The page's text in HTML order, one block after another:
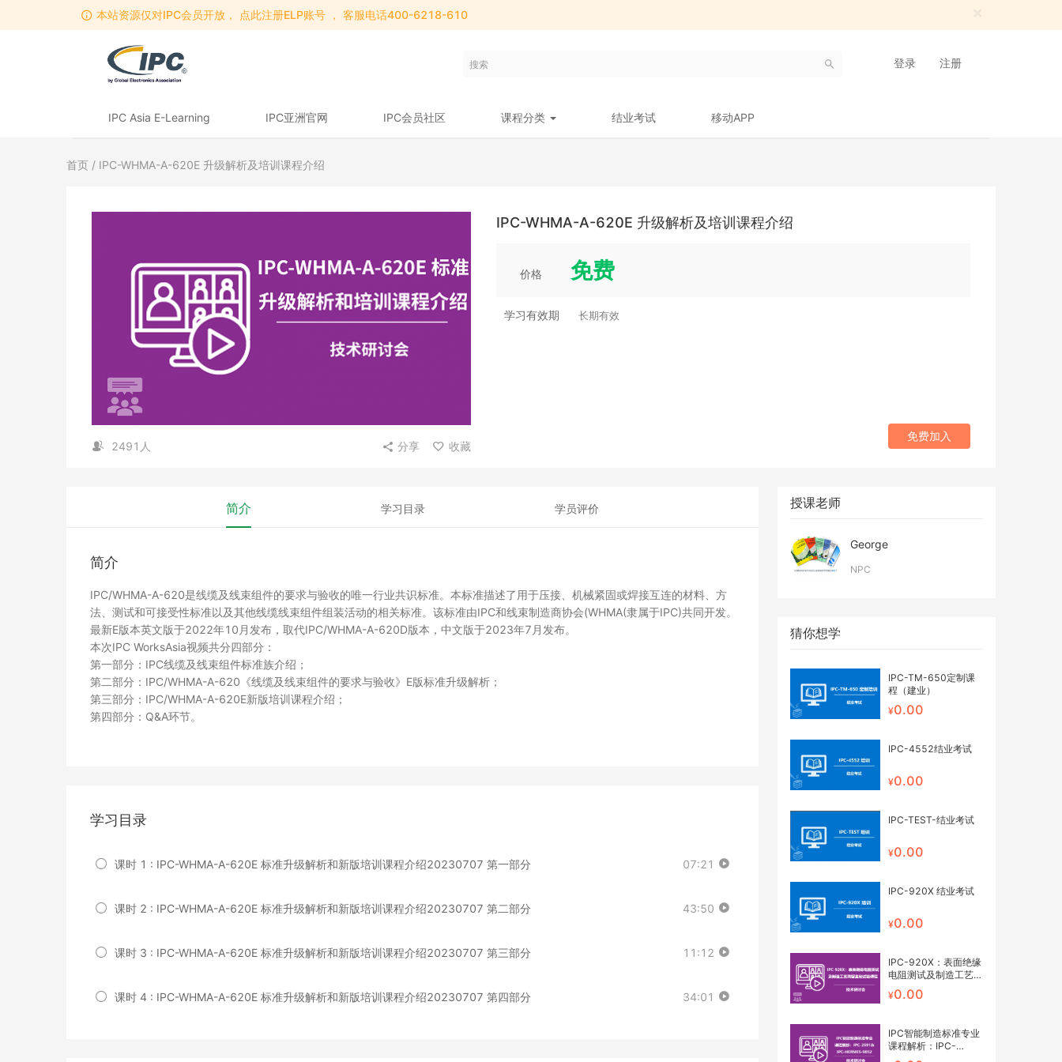
本站资源仅对IPC会员开放， 点此注册ELP账号 ， 客服电话400-6218-610
登录 注册
IPC Asia E-Learning IPC亚洲官网 IPC会员社区 课程分类 结业考试 移动APP
首页 / IPC-WHMA-A-620E 升级解析及培训课程介绍
2491人 分享 收藏
IPC-WHMA-A-620E 升级解析及培训课程介绍
价格 免费
学习有效期 长期有效
免费加入
简介 学习目录 学员评价
简介
IPC/WHMA-A-620是线缆及线束组件的要求与验收的唯一行业共识标准。本标准描述了用于压接、机械紧固或焊接互连的材料、方
法、测试和可接受性标准以及其他线缆线束组件组装活动的相关标准。该标准由IPC和线束制造商协会(WHMA(隶属于IPC)共同开发。
最新E版本英文版于2022年10月发布，取代IPC/WHMA-A-620D版本，中文版于2023年7月发布。
本次IPC WorksAsia视频共分四部分：
第一部分：IPC线缆及线束组件标准族介绍；
第二部分：IPC/WHMA-A-620《线缆及线束组件的要求与验收》E版标准升级解析；
第三部分：IPC/WHMA-A-620E新版培训课程介绍；
第四部分：Q&A环节。
学习目录
课时 1 : IPC-WHMA-A-620E 标准升级解析和新版培训课程介绍20230707 第一部分 07:21
课时 2 : IPC-WHMA-A-620E 标准升级解析和新版培训课程介绍20230707 第二部分 43:50
课时 3 : IPC-WHMA-A-620E 标准升级解析和新版培训课程介绍20230707 第三部分 11:12
课时 4 : IPC-WHMA-A-620E 标准升级解析和新版培训课程介绍20230707 第四部分 34:01
授课老师
George
NPC
猜你想学
IPC-TM-650定制课
程（建业）
0.00
IPC-4552结业考试
0.00
IPC-TEST-结业考试
0.00
IPC-920X 结业考试
0.00
IPC-920X：表面绝缘
电阻测试及制造工艺残
留鉴定试验课程 网络
研讨会
0.00
IPC智能制造标准专业
课程解析：IPC-
2591&IPC-